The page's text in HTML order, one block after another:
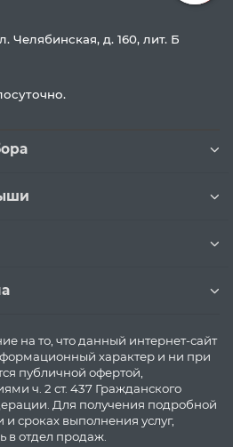
Челябинская, д. 160, лит. Б
на то, что данный интернет-сайт
характер и ни при
публичной офертой,
ч. 2 ст. 437 Гражданского
Для получения подробной
сроках выполнения услуг,
в отдел продаж.